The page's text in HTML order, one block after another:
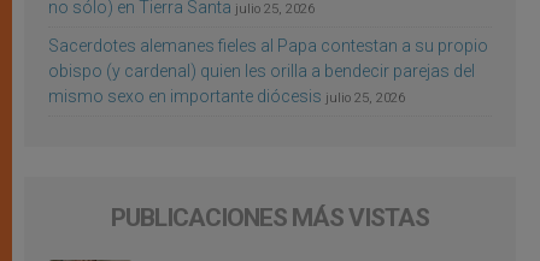
no sólo) en Tierra Santa julio 25, 2026
Sacerdotes alemanes fieles al Papa contestan a su propio
obispo (y cardenal) quien les orilla a bendecir parejas del
mismo sexo en importante diócesis julio 25, 2026
PUBLICACIONES MÁS VISTAS